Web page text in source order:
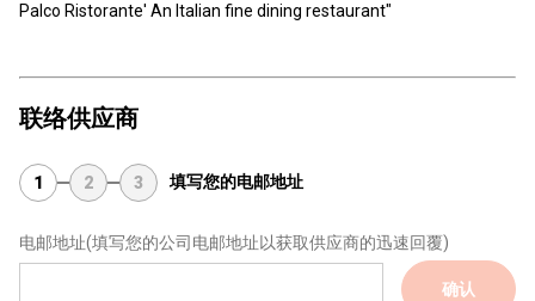
Palco Ristorante' An Italian fine dining restaurant"
联络供应商
1 2 3 填写您的电邮地址
电邮地址(填写您的公司电邮地址以获取供应商的迅速回覆)
确认